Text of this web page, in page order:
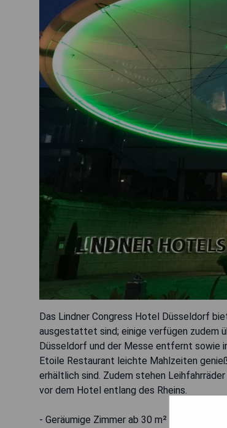
Das Lindner Congress Hotel Düsseldorf
ausgestattet sind; einige verfügen zudem
Düsseldorf und der Messe entfernt sowie
Etoile Restaurant leichte Mahlzeiten
erhältlich sind. Zudem stehen
vor dem Hotel entlang des Rheins.
- Geräumige Zimmer ab 30 m²